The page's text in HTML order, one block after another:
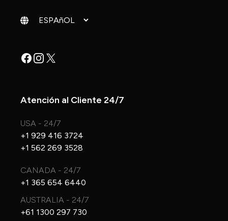
Cambiar idioma
Facebook
Instagram
X
Atención al Cliente 24/7
USA - 24/7
+1 929 416 3724
+1 562 269 3528
CANADA - 24/7
+1 365 654 6440
AUSTRALIA - 24/7
+61 1300 297 730